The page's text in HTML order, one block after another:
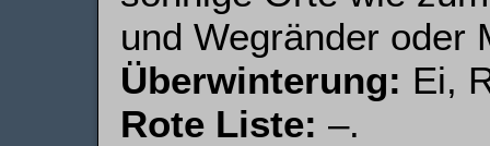
und Wegränder oder
Überwinterung: Ei,
Rote Liste: –.